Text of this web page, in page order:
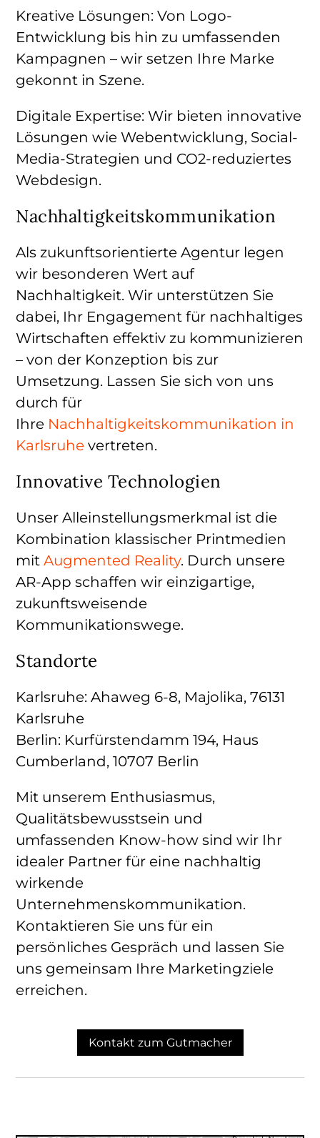
Kreative Lösungen: Von Logo-
Entwicklung bis hin zu umfassenden
Kampagnen – wir setzen Ihre Marke
gekonnt in Szene.
Digitale Expertise: Wir bieten innovative
Lösungen wie Webentwicklung, Social-
Media-Strategien und CO2-reduziertes
Webdesign.
Nachhaltigkeitskommunikation
Als zukunftsorientierte Agentur legen
wir besonderen Wert auf
Nachhaltigkeit. Wir unterstützen Sie
dabei, Ihr Engagement für nachhaltiges
Wirtschaften effektiv zu kommunizieren
– von der Konzeption bis zur
Umsetzung. Lassen Sie sich von uns
durch für
Ihre Nachhaltigkeitskommunikation in
Karlsruhe vertreten.
Innovative Technologien
Unser Alleinstellungsmerkmal ist die
Kombination klassischer Printmedien
mitAugmented Reality. Durch unsere
AR-App schaffen wir einzigartige,
zukunftsweisende
Kommunikationswege.
Standorte
Karlsruhe: Ahaweg 6-8, Majolika, 76131
Karlsruhe
Berlin: Kurfürstendamm 194, Haus
Cumberland, 10707 Berlin
Mit unserem Enthusiasmus,
Qualitätsbewusstsein und
umfassenden Know-how sind wir Ihr
idealer Partner für eine nachhaltig
wirkende
Unternehmenskommunikation.
Kontaktieren Sie uns für ein
persönliches Gespräch und lassen Sie
uns gemeinsam Ihre Marketingziele
erreichen.
Kontakt zum Gutmacher